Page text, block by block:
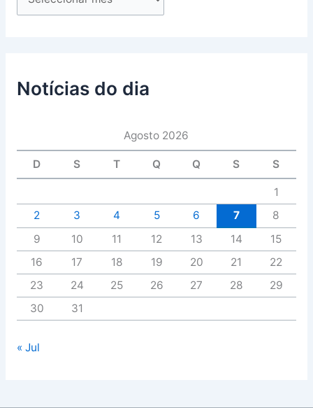
Notícias do dia
Agosto 2026
D S T Q Q S S
1
2
3 4 5 6 7
8
9
10 11 12 13 14
15
16
17 18 19 20 21
22
23
24 25 26 27 28
29
30
31
« Jul